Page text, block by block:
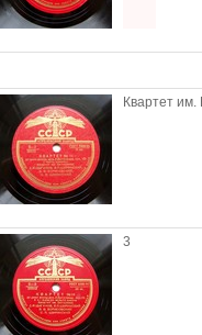
Квартет
3